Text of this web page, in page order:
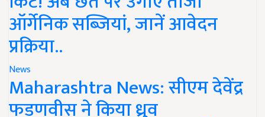
ऑर्गेनिक सब्जियां, जानें आवेदन
प्रक्रिया..
News
Maharashtra News: सीएम देवेंद्र
फडणवीस ने किया ध्रुव